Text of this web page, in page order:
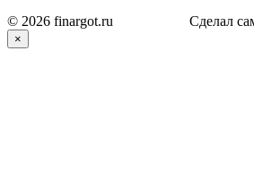
© 2026 finargot.ru Сделал
×